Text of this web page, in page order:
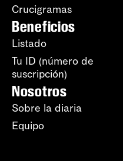
Crucigramas
Beneficios
Listado
Tu ID (número de
suscripción)
Nosotros
Sobre la diaria
Equipo